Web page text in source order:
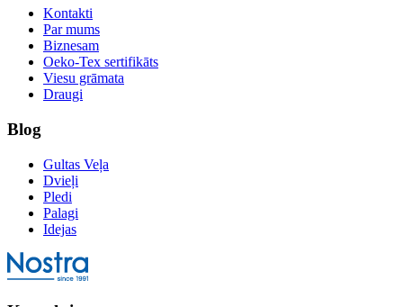
Kontakti
Par mums
Biznesam
Oeko-Tex sertifikāts
Viesu grāmata
Draugi
Blog
Gultas Veļa
Dvieļi
Pledi
Palagi
Idejas